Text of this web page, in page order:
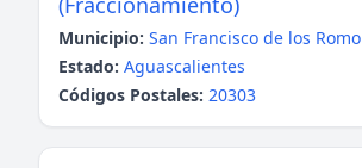
Municipio: San Francisco de los Romo
Estado: Aguascalientes
Códigos Postales: 20303